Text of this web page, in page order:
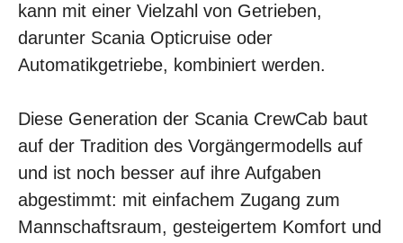
kann mit einer Vielzahl von Getrieben,
darunter Scania Opticruise oder
Automatikgetriebe, kombiniert werden.
Diese Generation der Scania CrewCab baut
auf der Tradition des Vorgängermodells auf
und ist noch besser auf ihre Aufgaben
abgestimmt: mit einfachem Zugang zum
Mannschaftsraum, gesteigertem Komfort und